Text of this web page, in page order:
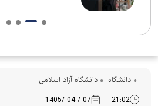
دانشگاه دانشگاه آزاد اسلامی
21:02
07 / 04 /1405